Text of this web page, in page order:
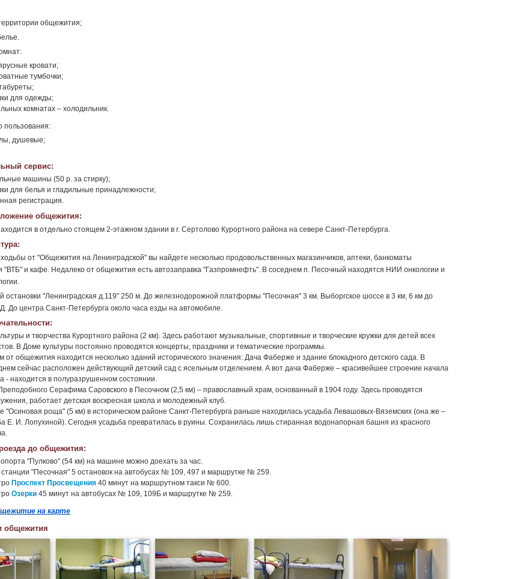
общежития;
кровати;
тумбочки;
для одежды;
комнатах – холодильник.
пользования:
душевые;
сервис:
машины (50 р. за стирку);
для белья и гладильные принадлежности;
регистрация.
общежития:
в отдельно стоящем 2-этажном здании в г. Сертолово Курортного района на севере Санкт-Петербурга.
от "Общежития на Ленинградской" вы найдете несколько продовольственных магазинчиков, аптеки, банкоматы
"ВТБ" и кафе. Недалеко от общежития есть автозаправка "Газпромнефть". В соседнем п. Песочный находятся НИИ онкологии и
остановки "Ленинградская д.119" 250 м. До железнодорожной платформы "Песочная" 3 км. Выборгское шоссе в 3 км, 6 км до
До центра Санкт-Петербурга около часа езды на автомобиле.
и творчества Курортного района (2 км). Здесь работают музыкальные, спортивные и творческие кружки для детей всех
В Доме культуры постоянно проводятся концерты, праздники и тематические программы.
от общежития находится несколько зданий исторического значения: Дача Фаберже и здание блокадного детского сада. В
сейчас расположен действующий детский сад с ясельным отделением. А вот дача Фаберже – красивейшее строение начала
- находится в полуразрушенном состоянии.
Серафима Саровского в Песочном (2,5 км) – православный храм, основанный в 1904 году. Здесь проводятся
работает детская воскресная школа и молодежный клуб.
"Осиновая роща" (5 км) в историческом районе Санкт-Петербурга раньше находилась усадьба Левашовых-Вяземских (она же –
Е. И. Лопухиной). Сегодня усадьба превратилась в руины. Сохранилась лишь стиранная водонапорная башня из красного
до общежития:
"Пулково" (54 км) на машине можно доехать за час.
"Песочная" 5 остановок на автобусах № 109, 497 и маршрутке № 259.
Проспект Просвещения 40 минут на маршрутном такси № 600.
Озерки 45 минут на автобусах № 109, 109Б и маршрутке № 259.
на карте
общежития